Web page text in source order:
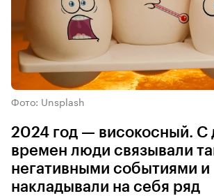
Фото: Unsplash
2024 год — високосный. С
времен люди связывали
негативными событиями и
накладывали на себя ряд